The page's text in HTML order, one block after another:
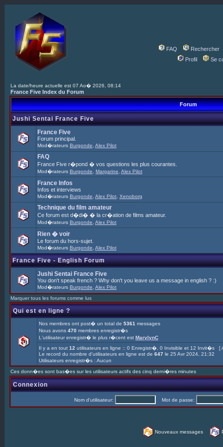
FAQ
Rechercher
Profil
Se
La date/heure actuelle est 07 Ao� 2026, 08:14
France Five Index du Forum
Forum
Jushi Sentai France Five
France Five
Forum principal.
Mod�rateurs Burgonde Alex Pilot
FAQ
France Five r�pond � vos questions les plus courantes.
Mod�rateurs Burgonde Margarine Alex Pilot
France Infos
Infos et interviews
Mod�rateurs Burgonde Alex Pilot Xenoborg
Technique du film amateur
Ce forum est d�di� � la cr�ation de films amateur.
Mod�rateurs Burgonde Alex Pilot
Rien � voir
Le forum du hors-sujet.
Mod�rateurs Burgonde Alex Pilot
France Five - English Forum
Jushi Sentai France Five
You don't speak french ? Why don't you leave us a message in english ? :)
Mod�rateurs Burgonde Alex Pilot
Marquer tous les forums comme lus
Qui est en ligne ?
Nos membres ont post� un total de 5361 messages
Nous avons 470 membres enregistr�s
L'utilisateur enregistr� le plus r�cent est MarylynC
Il y a en tout 12 utilisateurs en ligne :: 0 Enregistr�, 0 Invisible et 12 Invit�s [
Le record du nombre d'utilisateurs en ligne est de 647 le 25 Avr 2024, 21:32
Utilisateurs enregistr�s : Aucun
Ces donn�es sont bas�es sur les utilisateurs actifs des cinq derni�res minutes
Connexion
Nom d'utilisateur: Mot de passe:
Nouveaux messages